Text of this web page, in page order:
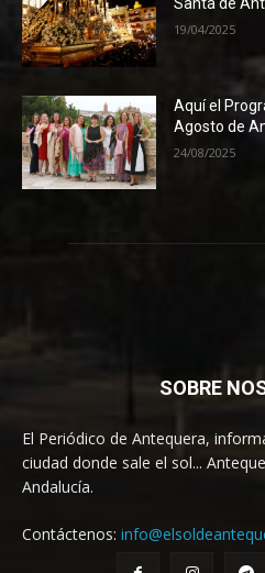
19/04/2025
Aquí el
Agosto de
24/08/2025
SOBRE
El Periódico de Antequera,
ciudad donde sale el sol...
Andalucía.
Contáctenos: